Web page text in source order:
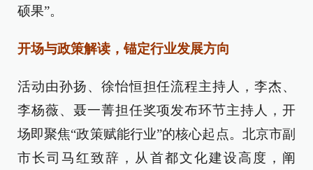
硕果”。
开场与政策解读，锚定行业发展方向
活动由孙扬、徐怡恒担任流程主持人，李杰、
李杨薇、聂一菁担任奖项发布环节主持人，开
场即聚焦“政策赋能行业”的核心起点。北京市副
市长司马红致辞，从首都文化建设高度，阐